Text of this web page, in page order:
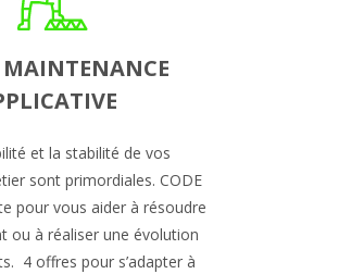
MAINTENANCE
et la stabilité de vos
sont primordiales. CODE
pour vous aider à résoudre
ou à réaliser une évolution
4 offres pour s’adapter à